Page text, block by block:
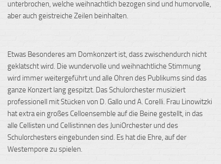
unterbrochen, welche weihnachtlich bezogen sind und humorvolle,
aber auch geistreiche Zeilen beinhalten.
Etwas Besonderes am Domkonzert ist, dass zwischendurch nicht
geklatscht wird. Die wundervolle und weihnachtliche Stimmung
wird immer weitergeführt und alle Ohren des Publikums sind das
ganze Konzert lang gespitzt. Das Schulorchester musiziert
professionell mit Stücken von D. Gallo und A. Corelli. Frau Linowitzki
hat extra ein großes Celloensemble auf die Beine gestellt, in das
alle Cellisten und Cellistinnen des JuniOrchester und des
Schulorchesters eingebunden sind. Es hat die Ehre, auf der
Westempore zu spielen.